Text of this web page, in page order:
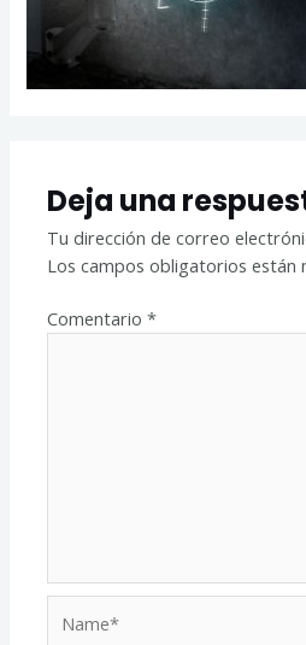
Deja una
Tu dirección de correo
Los campos obligatorios están
Comentario*